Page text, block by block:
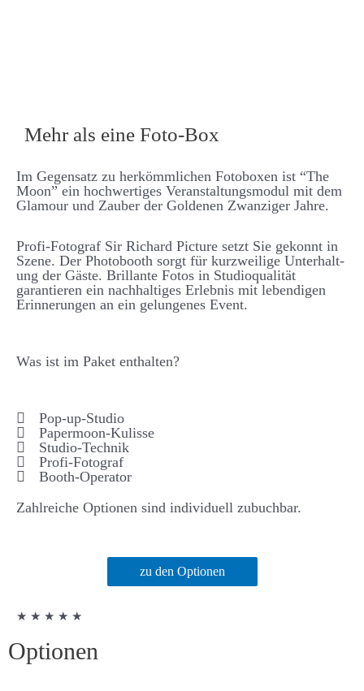
Mehr als eine Foto-Box
Im Gegen­­satz zu her­­kömm­­lichen Foto­­boxen ist “The
Moon” ein hoch­­wertiges Ver­­an­stalt­ungs­­modul mit dem
Glamour und Zauber der Goldenen Zwanziger Jahre.
Profi-Fotograf Sir Richard Picture setzt Sie ge­konnt in
Szene. Der Photo­­booth sorgt für kurz­­weilige Unter­halt­
ung der Gäste. Brillante Fotos in Studio­­qualität
garantieren ein nach­­halt­iges Erlebnis mit lebend­igen
Er­­inner­ungen an ein ge­­lungenes Event.
Was ist im Paket enthalten?
Pop-up-Studio
Papermoon-Kulisse
Studio-Technik
Profi-Fotograf
Booth-Operator
Zahlreiche Optionen sind individuell zubuchbar.
zu den Optionen
★ ★ ★ ★ ★
Optionen